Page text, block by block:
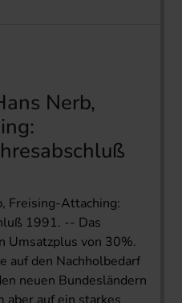
Nerb,
Freising-Attaching:
1991. -- Das
Umsatzplus von 30%.
auf den Nachholbedarf
neuen Bundesländern